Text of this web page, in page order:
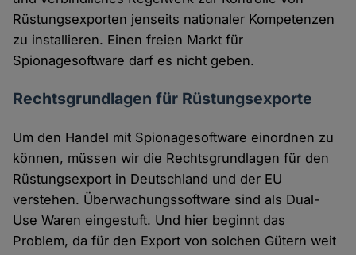
Rüstungsexporten jenseits nationaler Kompetenzen
zu installieren. Einen freien Markt für
Spionagesoftware darf es nicht geben.
Rechtsgrundlagen für Rüstungsexporte
Um den Handel mit Spionagesoftware einordnen zu
können, müssen wir die Rechtsgrundlagen für den
Rüstungsexport in Deutschland und der EU
verstehen. Überwachungssoftware sind als Dual-
Use Waren eingestuft. Und hier beginnt das
Problem, da für den Export von solchen Gütern weit